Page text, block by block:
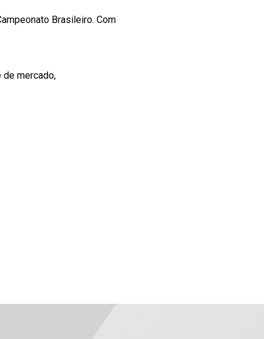
Brasileiro. Com
de mercado,